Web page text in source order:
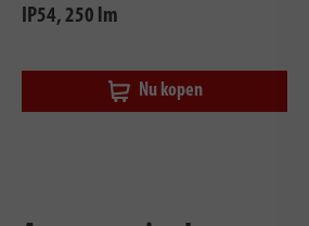
IP54, 250 lm
Nu kopen